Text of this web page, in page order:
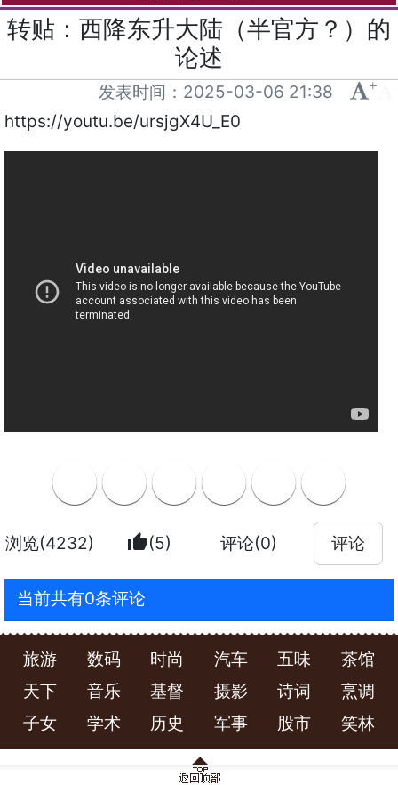
转贴：西降东升大陆（半官方？）的
论述
发表时间： 2025-03-06 21:38 +
https://youtu.be/ursjgX4U_E0
浏览(4232) thumb_up(5) 评论(0) 评论
当前共有0条评论
旅游 数码 时尚 汽车 五味
茶馆
天下
音乐 基督 摄影 诗词
烹调
子女
学术 历史 军事 股市 笑林